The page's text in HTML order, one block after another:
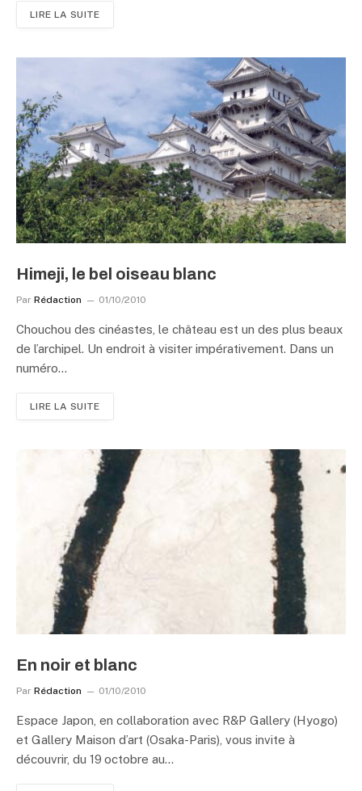
LIRE LA SUITE
Himeji, le bel oiseau blanc
Par Rédaction 01/10/2010
Chouchou des cinéastes, le château est un des plus beaux
de l’archipel. Un endroit à visiter impérativement. Dans un
numéro…
LIRE LA SUITE
En noir et blanc
Par Rédaction 01/10/2010
Espace Japon, en collaboration avec R&P Gallery (Hyogo)
et Gallery Maison d’art (Osaka-Paris), vous invite à
découvrir, du 19 octobre au…